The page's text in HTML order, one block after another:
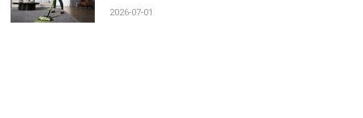
2026-07-01